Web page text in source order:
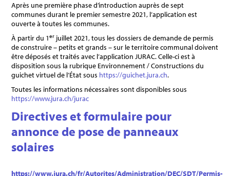
Après une première phase d’introduction auprès de sept
communes durant le premier semestre 2021, l’application est
ouverte à toutes les communes.
À partir du 1er juillet 2021, tous les dossiers de demande de permis
de construire – petits et grands – sur le territoire communal doivent
être déposés et traités avec l’application JURAC. Celle-ci est à
disposition sous la rubrique Environnement / Constructions du
guichet virtuel de l’État sous https://guichet.jura.ch.
Toutes les informations nécessaires sont disponibles sous
https://www.jura.ch/jurac
Directives et formulaire pour
annonce de pose de panneaux
solaires
https://www.jura.ch/fr/Autorites/Administration/DEC/SDT/Permis-